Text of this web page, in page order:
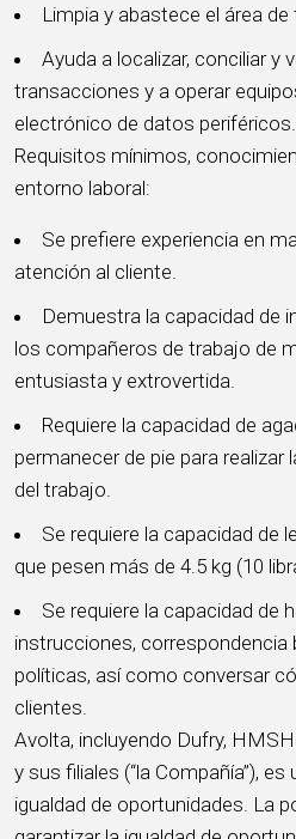
Limpia y abastece el área de
Ayuda a localizar, conciliar y
transacciones y a operar
electrónico de datos periféricos.
Requisitos mínimos,
entorno laboral:
Se prefiere experiencia en
atención al cliente.
Demuestra la capacidad de
los compañeros de trabajo de
entusiasta y extrovertida.
Requiere la capacidad de
permanecer de pie para
del trabajo.
Se requiere la capacidad de
que pesen más de 4.5 kg (10
Se requiere la capacidad de
instrucciones,
políticas, así como conversar
clientes.
Avolta, incluyendo Dufry,
y sus filiales (“la Compañía”),
igualdad de oportunidades. La